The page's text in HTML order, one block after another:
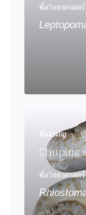
ชื่อวิทยาศาสตร์
ชื่อสามัญ
Chuping
ชื่อวิทยาศาสตร์